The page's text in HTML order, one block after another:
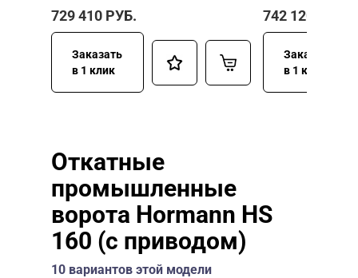
729 410 РУБ.
Заказать
в 1 клик
742 120
Заказать
в 1 клик
Откатные
промышленные
ворота Hormann HS
160 (с приводом)
10 вариантов этой модели